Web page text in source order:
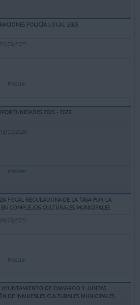
POLICÍA LOCAL 2025
26/09/2025
Mostrar
2025 - 2029
18/09/2025
Mostrar
FISCAL REGULADORA DE LA TASA POR LA
EN COMPLEJOS CULTURALES MUNICIPALES
08/09/2025
Mostrar
DE CAMARGO Y JUNTAS
DE INMUEBLES CULTURALES MUNICIPALES